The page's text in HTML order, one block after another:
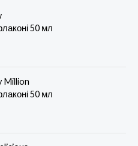
50 мл
Million
50 мл